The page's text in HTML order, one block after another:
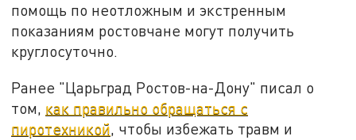
помощь по неотложным и экстренным
показаниям ростовчане могут получить
круглосуточно.
Ранее "Царьград Ростов-на-Дону" писал о
том, как правильно обращаться с
пиротехникой, чтобы избежать травм и